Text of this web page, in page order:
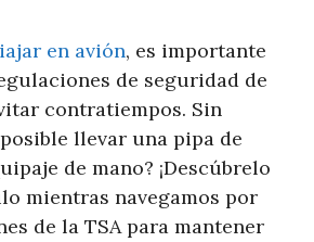
en avión, es importante
de seguridad de
contratiempos. Sin
llevar una pipa de
de mano? ¡Descúbrelo
mientras navegamos por
de la TSA para mantener